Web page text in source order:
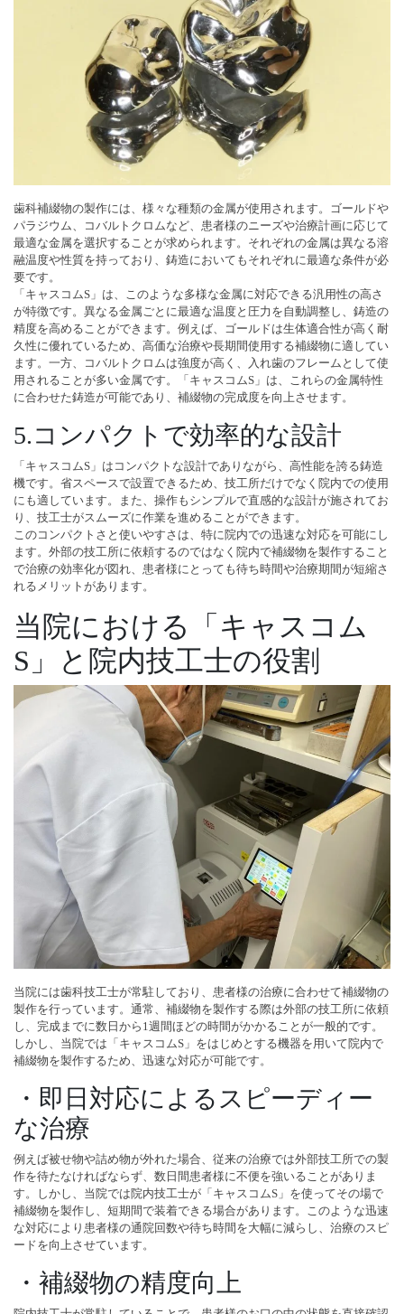
歯科補綴物の製作には、様々な種類の金属が使用されます。ゴールドや
パラジウム、コバルトクロムなど、患者様のニーズや治療計画に応じて
最適な金属を選択することが求められます。それぞれの金属は異なる溶
融温度や性質を持っており、鋳造においてもそれぞれに最適な条件が必
要です。
「キャスコムS」は、このような多様な金属に対応できる汎用性の高さ
が特徴です。異なる金属ごとに最適な温度と圧力を自動調整し、鋳造の
精度を高めることができます。例えば、ゴールドは生体適合性が高く耐
久性に優れているため、高価な治療や長期間使用する補綴物に適してい
ます。一方、コバルトクロムは強度が高く、入れ歯のフレームとして使
用されることが多い金属です。「キャスコムS」は、これらの金属特性
に合わせた鋳造が可能であり、補綴物の完成度を向上させます。
5.コンパクトで効率的な設計
「キャスコムS」はコンパクトな設計でありながら、高性能を誇る鋳造
機です。省スペースで設置できるため、技工所だけでなく院内での使用
にも適しています。また、操作もシンプルで直感的な設計が施されてお
り、技工士がスムーズに作業を進めることができます。
このコンパクトさと使いやすさは、特に院内での迅速な対応を可能にし
ます。外部の技工所に依頼するのではなく院内で補綴物を製作すること
で治療の効率化が図れ、患者様にとっても待ち時間や治療期間が短縮さ
れるメリットがあります。
当院における「キャスコム
S」と院内技工士の役割
当院には歯科技工士が常駐しており、患者様の治療に合わせて補綴物の
製作を行っています。通常、補綴物を製作する際は外部の技工所に依頼
し、完成までに数日から1週間ほどの時間がかかることが一般的です。
しかし、当院では「キャスコムS」をはじめとする機器を用いて院内で
補綴物を製作するため、迅速な対応が可能です。
・即日対応によるスピーディー
な治療
例えば被せ物や詰め物が外れた場合、従来の治療では外部技工所での製
作を待たなければならず、数日間患者様に不便を強いることがありま
す。しかし、当院では院内技工士が「キャスコムS」を使ってその場で
補綴物を製作し、短期間で装着できる場合があります。このような迅速
な対応により患者様の通院回数や待ち時間を大幅に減らし、治療のスピ
ードを向上させています。
・補綴物の精度向上